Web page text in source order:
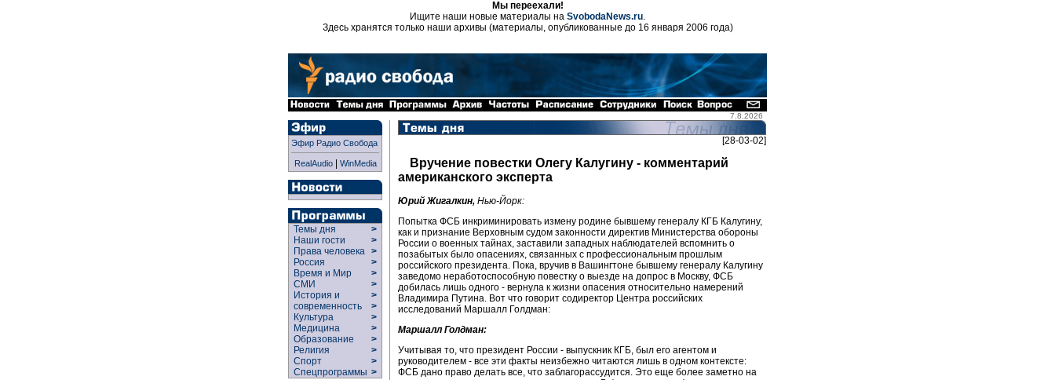
Мы переехали!
Ищите наши новые материалы на SvobodaNews.ru.
Здесь хранятся только наши архивы (материалы, опубликованные до 16 января 2006 года)
7.8.2026
Эфир Радио Свобода
RealAudio| WinMedia
Темы дня
>
Наши гости
>
Права человека >
Россия
>
Время и Мир
>
СМИ
>
История и
современность
>
>
Культура
>
Медицина
>
Образование
>
Религия
>
Спорт
>
Спецпрограммы >
[28-03-02]
Вручение повестки Олегу Калугину - комментарий
американского эксперта
Юрий Жигалкин, Нью-Йорк:
Попытка ФСБ инкриминировать измену родине бывшему генералу КГБ Калугину,
как и признание Верховным судом законности директив Министерства обороны
России о военных тайнах, заставили западных наблюдателей вспомнить о
позабытых было опасениях, связанных с профессиональным прошлым
российского президента. Пока, вручив в Вашингтоне бывшему генералу Калугину
заведомо неработоспособную повестку о выезде на допрос в Москву, ФСБ
добилась лишь одного - вернула к жизни опасения относительно намерений
Владимира Путина. Вот что говорит содиректор Центра российских
исследований Маршалл Голдман:
Маршалл Голдман:
Учитывая то, что президент России - выпускник КГБ, был его агентом и
руководителем - все эти факты неизбежно читаются лишь в одном контексте:
ФСБ дано право делать все, что заблагорассудится. Это еще более заметно на